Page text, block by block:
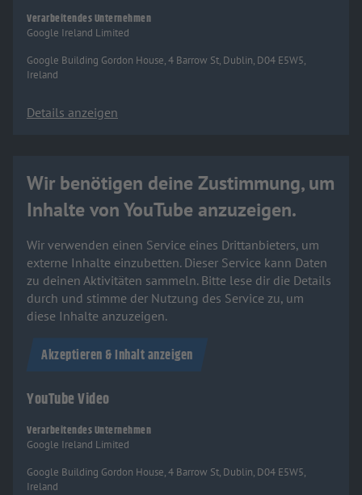
Verarbeitendes Unternehmen
Google Ireland Limited
Google Building Gordon House, 4 Barrow St, Dublin, D04 E5W5,
Ireland
Details anzeigen
Wir benötigen deine Zustimmung, um
Inhalte von YouTube anzuzeigen.
Wir verwenden einen Service eines Drittanbieters, um
externe Inhalte einzubetten. Dieser Service kann Daten
zu deinen Aktivitäten sammeln. Bitte lese dir die Details
durch und stimme der Nutzung des Service zu, um
diese Inhalte anzuzeigen.
Akzeptieren & Inhalt anzeigen
YouTube Video
Verarbeitendes Unternehmen
Google Ireland Limited
Google Building Gordon House, 4 Barrow St, Dublin, D04 E5W5,
Ireland